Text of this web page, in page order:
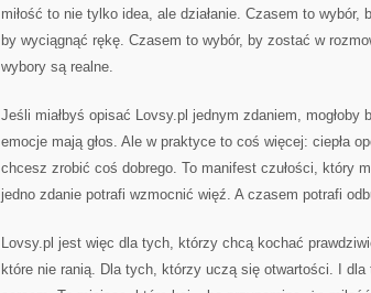
miłość to nie tylko idea, ale działanie. Czasem to wybór,
by wyciągnąć rękę. Czasem to wybór, by zostać w
wybory są realne.
Jeśli miałbyś opisać Lovsy.pl jednym zdaniem,
emocje mają głos. Ale w praktyce to coś więcej: ciepła
chcesz zrobić coś dobrego. To manifest czułości, który
jedno zdanie potrafi wzmocnić więź. A czasem potrafi
Lovsy.pl jest więc dla tych, którzy chcą kochać
które nie ranią. Dla tych, którzy uczą się otwartości. I